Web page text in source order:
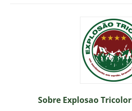
Sobre Explosao Tricolor